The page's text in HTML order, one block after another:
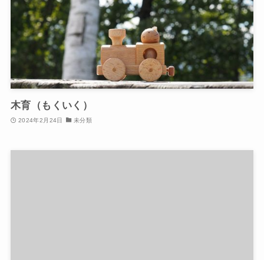
木育（もくいく）
2024年2月24日 未分類